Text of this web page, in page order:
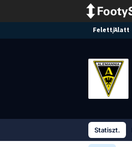
Felett/Alatt
Statiszt.